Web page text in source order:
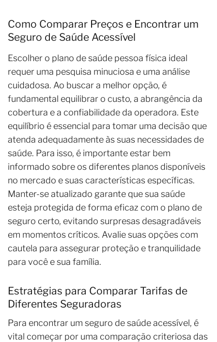
Como Comparar Preços e Encontrar um
Seguro de Saúde Acessível
Escolher o plano de saúde pessoa física ideal
requer uma pesquisa minuciosa e uma análise
cuidadosa. Ao buscar a melhor opção, é
fundamental equilibrar o custo, a abrangência da
cobertura e a confiabilidade da operadora. Este
equilíbrio é essencial para tomar uma decisão que
atenda adequadamente às suas necessidades de
saúde. Para isso, é importante estar bem
informado sobre os diferentes planos disponíveis
no mercado e suas características específicas.
Manter-se atualizado garante que sua saúde
esteja protegida de forma eficaz com o plano de
seguro certo, evitando surpresas desagradáveis
em momentos críticos. Avalie suas opções com
cautela para assegurar proteção e tranquilidade
para você e sua família.
Estratégias para Comparar Tarifas de
Diferentes Seguradoras
Para encontrar um seguro de saúde acessível, é
vital começar por uma comparação criteriosa das